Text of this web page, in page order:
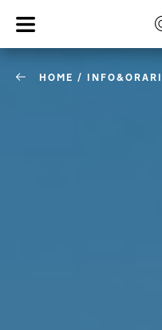
HOME / INFO&ORARI